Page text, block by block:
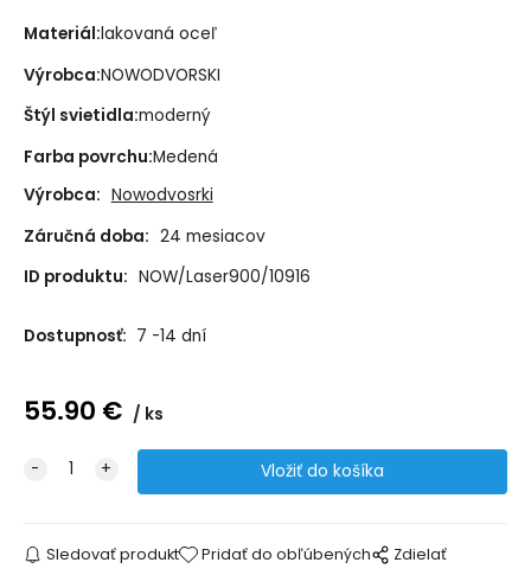
Materiál:lakovaná oceľ
Výrobca:NOWODVORSKI
Štýl svietidla:moderný
Farba povrchu:Medená
Výrobca: Nowodvosrki
Záručná doba: 24 mesiacov
ID produktu: NOW/Laser900/10916
Dostupnosť: 7 -14 dní
55.90 € ks
Sledovať produkt Pridať do obľúbených Zdielať